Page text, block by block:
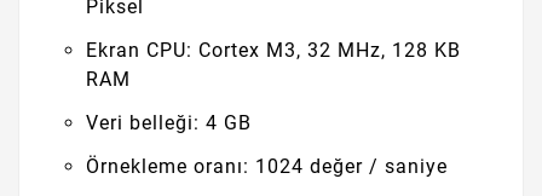
Piksel
Ekran CPU: Cortex M3, 32 MHz, 128 KB
RAM
Veri belleği: 4 GB
Örnekleme oranı: 1024 değer / saniye